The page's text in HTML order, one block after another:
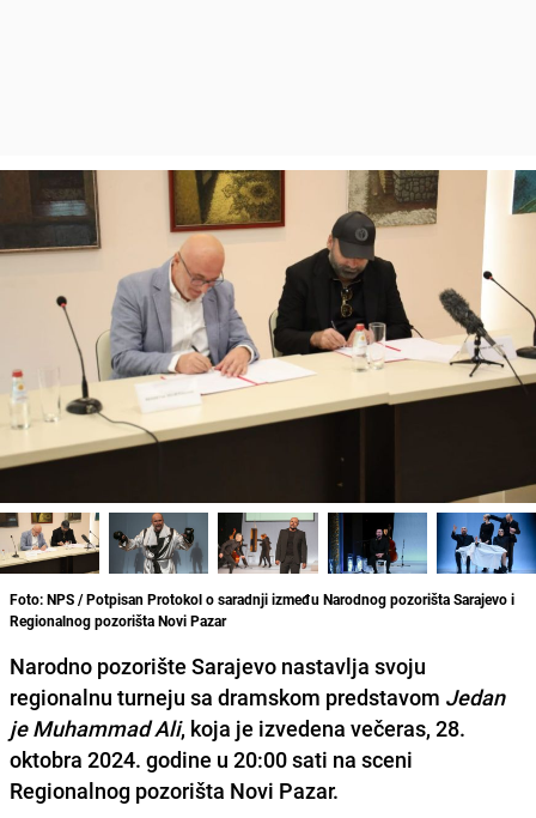
Foto: NPS / Potpisan Protokol o saradnji između Narodnog pozorišta Sarajevo i
Regionalnog pozorišta Novi Pazar
Narodno pozorište Sarajevo nastavlja svoju
regionalnu turneju sa dramskom predstavom Jedan
je Muhammad Ali, koja je izvedena večeras, 28.
oktobra 2024. godine u 20:00 sati na sceni
Regionalnog pozorišta Novi Pazar.